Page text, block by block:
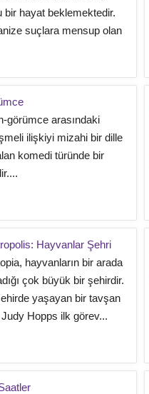
bir hayat beklemektedir.
suçlara mensup olan
görümce arasındaki
ilişkiyi mizahi bir dille
komedi türünde bir
Hayvanlar Şehri
hayvanların bir arada
çok büyük bir şehirdir.
yaşayan bir tavşan
Hopps ilk görev...